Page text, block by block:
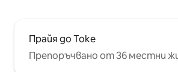
Прайя до Токе
Препоръчвано от 36 местни